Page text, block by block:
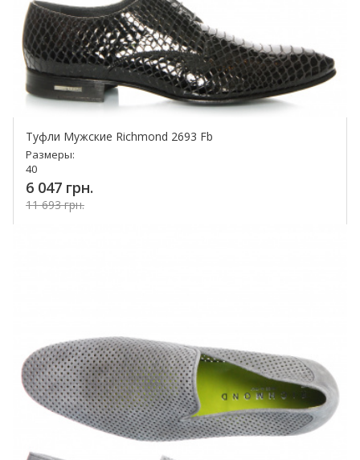
Туфли Мужские Richmond 2693 Fb
Размеры:
40
6 047 грн.
11 693 грн.